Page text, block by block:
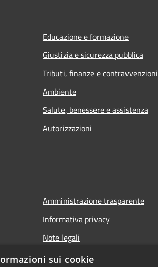
Educazione e formazione
Giustizia e sicurezza pubblica
Tributi, finanze e contravvenzioni
Ambiente
Salute, benessere e assistenza
Autorizzazioni
Amministrazione trasparente
Informativa privacy
Note legali
Dichiarazione di accessibilità
sui cookie